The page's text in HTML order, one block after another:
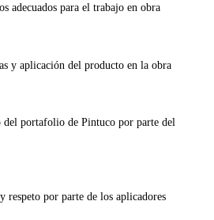
adecuados para el trabajo en obra
y aplicación del producto en la obra
del portafolio de Pintuco por parte del
respeto por parte de los aplicadores